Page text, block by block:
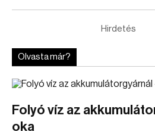
Hirdetés
Olvasta már?
Folyó víz az
oka